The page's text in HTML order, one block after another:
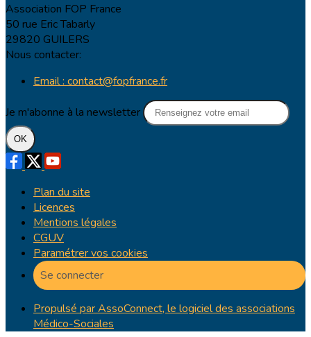
Association FOP France
50 rue Eric Tabarly
29820 GUILERS
Nous contacter:
Email : contact@fopfrance.fr
Je m'abonne à la newsletter
OK
Plan du site
Licences
Mentions légales
CGUV
Paramétrer vos cookies
Se connecter
Propulsé par AssoConnect, le logiciel des associations
Médico-Sociales